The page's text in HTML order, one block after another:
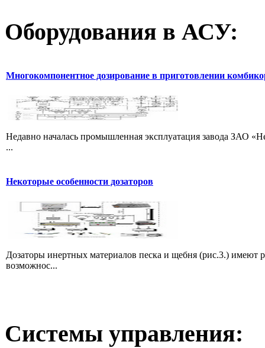
Оборудования в АСУ:
Многокомпонентное дозирование в приготовлении
Недавно началась промышленная эксплуатация завода ЗАО
...
Некоторые особенности дозаторов
Дозаторы инертных материалов песка и щебня (рис.3.) имеют
возможнос...
Системы управления: